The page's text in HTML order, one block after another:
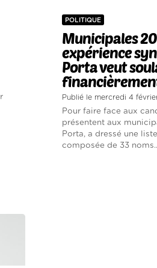
POLITIQUE
Municipales
expérience
Porta veut
Publié le mercredi 4
Pour faire face aux
présentent aux
Porta, a dressé une
composée de 33